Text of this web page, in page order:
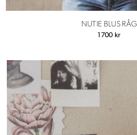
NUTIE BLUS RÅG
1700 kr